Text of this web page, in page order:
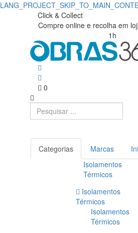
Click & Collect
Compre online e recolha em
1h
0
Categorias Marcas
Isolamentos
Térmicos
Isolamentos
Térmicos
Isolamentos
Térmicos